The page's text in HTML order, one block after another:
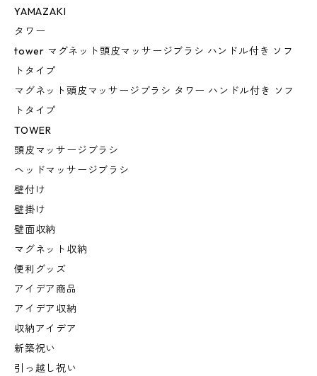
YAMAZAKI
タワー
tower マグネット頭皮マッサージブラシ ハンドル付き ソフ
トタイプ
マグネット頭皮マッサージブラシ タワー ハンドル付き ソフ
トタイプ
TOWER
頭皮マッサージブラシ
ヘッドマッサージブラシ
壁付け
壁掛け
壁面収納
マグネット収納
便利グッズ
アイデア商品
アイデア収納
収納アイデア
新築祝い
引っ越し祝い